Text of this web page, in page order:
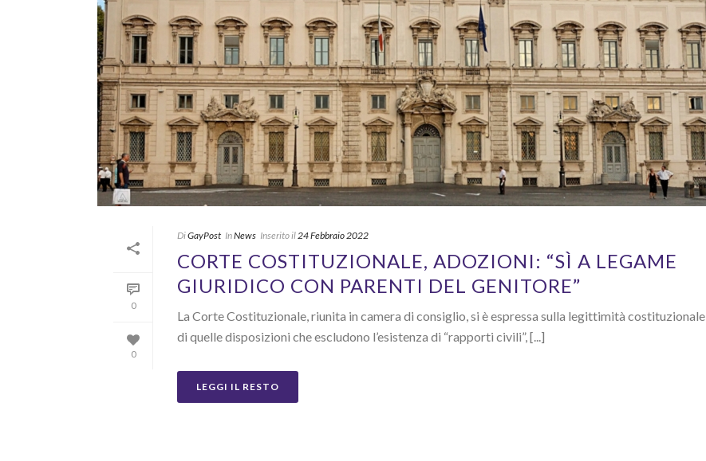
0
0
DiGayPost InNews Inserito il24 Febbraio 2022
CORTE COSTITUZIONALE, ADOZIONI: “SÌ A LEGAME
GIURIDICO CON PARENTI DEL GENITORE”
La Corte Costituzionale, riunita in camera di consiglio, si è espressa sulla legittimità costituzionale
di quelle disposizioni che escludono l’esistenza di “rapporti civili”, [...]
LEGGI IL RESTO